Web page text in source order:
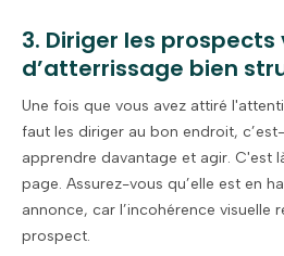
3. Diriger les
d’atterrissage bien
Une fois que vous avez attiré
faut les diriger au bon endroit,
apprendre davantage et agir. C'est
page. Assurez-vous qu’elle est en
annonce, car l’incohérence visuelle
prospect.